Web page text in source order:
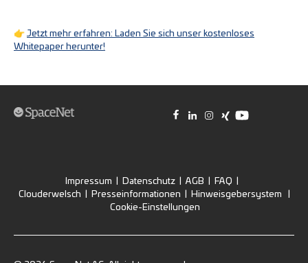
👉Jetzt mehr erfahren: Laden Sie sich unser kostenloses
Whitepaper herunter!
Impressum | Datenschutz |AGB | FAQ |
Clouderwelsch | Presseinformationen | Hinweisgebersystem |
Cookie-Einstellungen